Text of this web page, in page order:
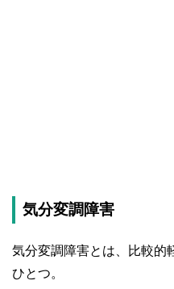
気分変調障害
気分変調障害とは、比較的
ひとつ。